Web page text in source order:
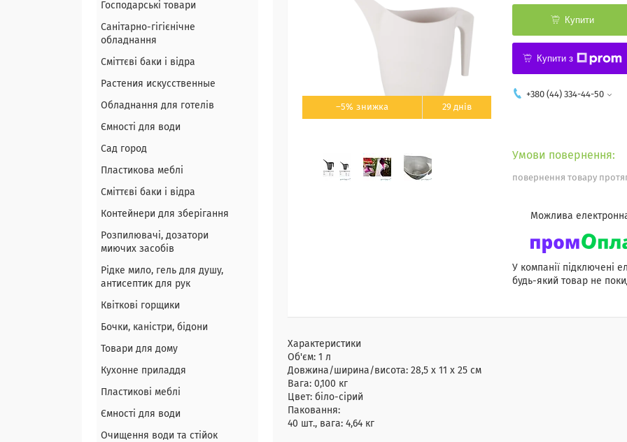
–5% 29 днів
Купити
Купити з
+380 (44) 334-44-50
повернення товару
У компанії підключені
будь-який товар не
Характеристики
Об'єм: 1 л
Довжина/ширина/висота: 28,5 x 11 x 25 см
Вага: 0,100 кг
Цвет: біло-сірий
Паковання:
40 шт., вага: 4,64 кг
Господарські товари
Санітарно-гігієнічне
обладнання
Сміттєві баки і відра
Растения искусственные
Обладнання для готелів
Ємності для води
Сад город
Пластикова меблі
Сміттєві баки і відра
Контейнери для зберігання
Розпилювачі, дозатори
миючих засобів
Рідке мило, гель для душу,
антисептик для рук
Квіткові горщики
Бочки, каністри, бідони
Товари для дому
Кухонне приладдя
Пластикові меблі
Ємності для води
Очищення води та стійок